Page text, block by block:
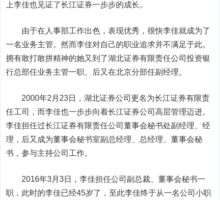
上李佳也见证了长江证券一步步的成长。
由于在人事部工作出色，表现优秀，很快李佳就成为了
一名业务主管。然而李佳对自己的职业追求并不满足于此。
拥有敢打敢拼精神的她又到了湖北证券有限责任公司投资银
行总部任业务主管一职、后又在北京分部任副经理。
2000年2月23日，湖北证券公司更名为长江证券有限责
任工司，而李佳也一步步向着长江证券公司高层管理迈进。
李佳担任过长江证券有限责任公司董事会秘书处副经理、经
理，后又成为董事会秘书室副总经理、总经理、董事会秘
书，参与主持公司工作。
2016年3月3日，李佳担任公司副总裁、董事会秘书一
职，此时的李佳已经45岁了，至此李佳终于从一名公司小职